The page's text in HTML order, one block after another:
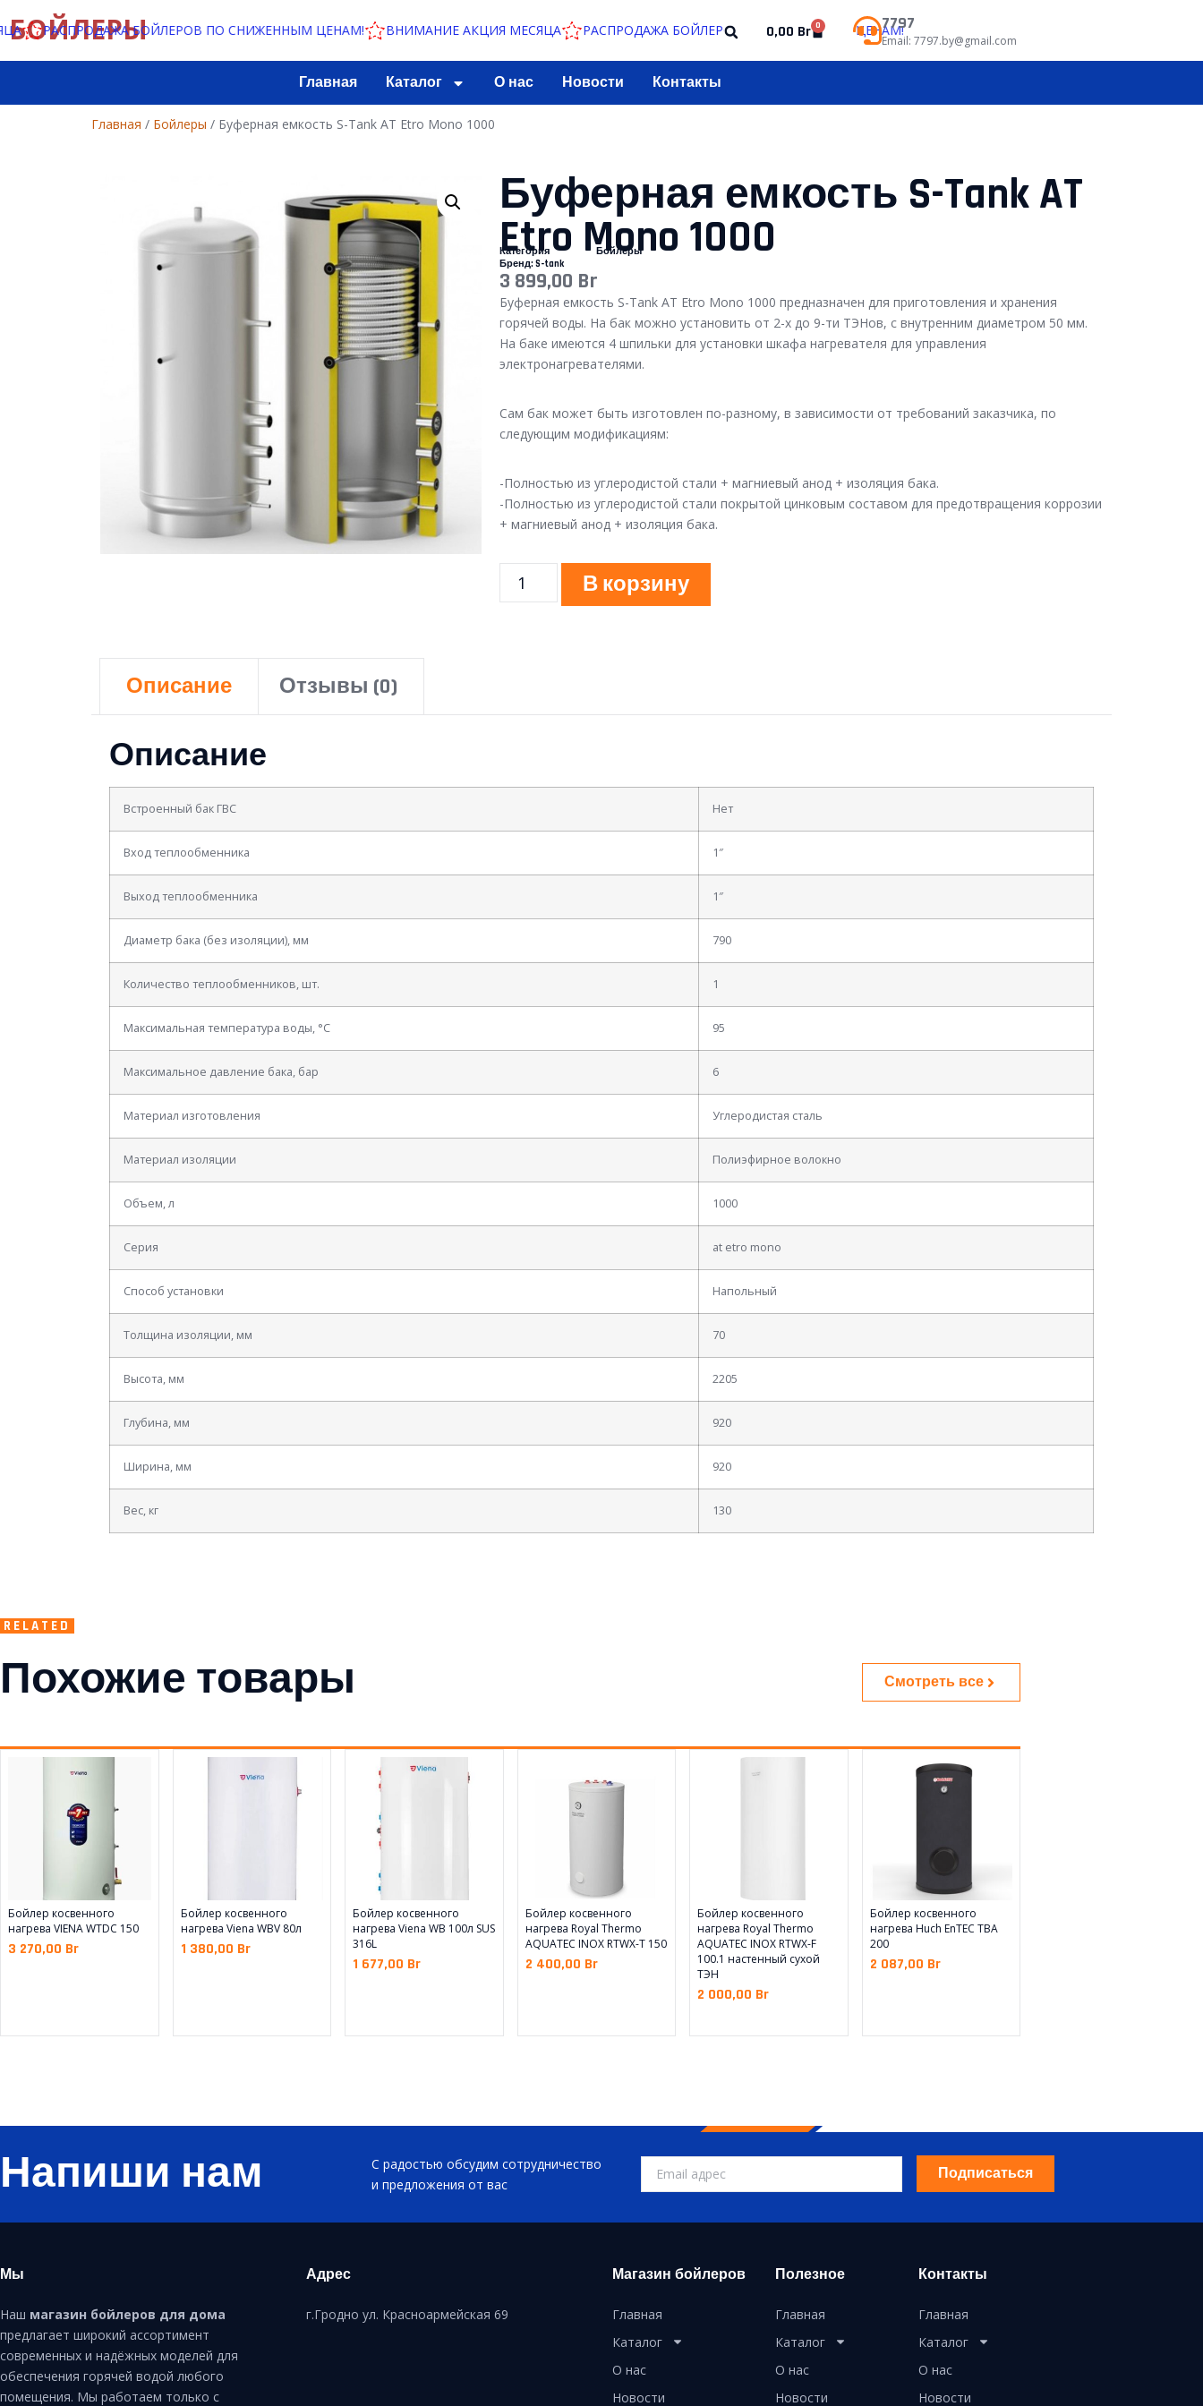
БОЙЛЕРЫ
РАСПРОДАЖА БОЙЛЕРОВ ПО СНИЖЕННЫМ ЦЕНАМ! ВНИМАНИЕ АКЦИЯ МЕСЯЦА РАСПРОДАЖА БОЙЛЕРОВ ПО СНИЖЕННЫМ ЦЕНАМ!
0,00 Br 0 7797
Email: 7797.by@gmail.com
Главная Каталог О нас Новости Контакты
Главная / Бойлеры / Буферная емкость S-Tank AT Etro Mono 1000
Буферная емкость S-Tank AT
Etro Mono 1000
Категория
Бойлеры
Бренд:S-tank
3 899,00 Br
Буферная емкость S-Tank AT Etro Mono 1000 предназначен для приготовления и хранения
горячей воды. На бак можно установить от 2-х до 9-ти ТЭНов, с внутренним диаметром 50 мм.
На баке имеются 4 шпильки для установки шкафа нагревателя для управления
электронагревателями.
Сам бак может быть изготовлен по-разному, в зависимости от требований заказчика, по
следующим модификациям:
-Полностью из углеродистой стали + магниевый анод + изоляция бака.
-Полностью из углеродистой стали покрытой цинковым составом для предотвращения коррозии
+ магниевый анод + изоляция бака.
В корзину
Описание Отзывы (0)
Описание
Встроенный бак ГВС Нет
Вход теплообменника 1″
Выход теплообменника 1″
Диаметр бака (без изоляции), мм 790
Количество теплообменников, шт. 1
Максимальная температура воды, °С 95
Максимальное давление бака, бар 6
Материал изготовления Углеродистая сталь
Материал изоляции Полиэфирное волокно
Объем, л 1000
Серия at etro mono
Способ установки Напольный
Толщина изоляции, мм 70
Высота, мм 2205
Глубина, мм 920
Ширина, мм 920
Вес, кг 130
RELATED
Похожие товары Смотреть все
Бойлер косвенного
нагрева VIENA WTDC 150
3 270,00 Br
Бойлер косвенного
нагрева Viena WBV 80л
1 380,00 Br
Бойлер косвенного
нагрева Viena WB 100л SUS
316L
1 677,00 Br
Бойлер косвенного
нагрева Royal Thermo
AQUATEC INOX RTWX-T 150
2 400,00 Br
Бойлер косвенного
нагрева Royal Thermo
AQUATEC INOX RTWX-F
100.1 настенный сухой
ТЭН
2 000,00 Br
Бойлер косвенного
нагрева Huch EnTEC TBA
200
2 087,00 Br
Напиши нам
С радостью обсудим сотрудничество
и предложения от вас
Подписаться
Мы
Наш магазин бойлеров для дома
предлагает широкий ассортимент
современных и надёжных моделей для
обеспечения горячей водой любого
помещения. Мы работаем только с
Адрес
г.Гродно ул. Красноармейская 69
Магазин бойлеров
Главная
Каталог
О нас
Новости
Полезное
Главная
Каталог
О нас
Новости
Контакты
Главная
Каталог
О нас
Новости